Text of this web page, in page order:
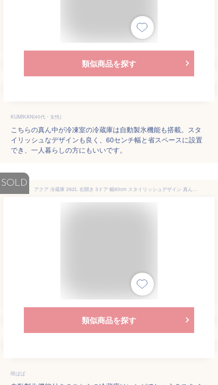
類似商品を探す
KUMIKAN(40代・女性)
こちらの真ん中が冷凍室の冷蔵庫は自動製氷機能も搭載。スタ
イリッシュなデザインも良く、60センチ幅と省スペースに設置
でき、一人暮らしの方にもいいです。
SOLD
アクア 冷蔵庫 262L 右開き 3ドア 幅60cm スタイリッシュデザイン 真ん中冷凍室 自動製氷 AQR-S26R シルバー系
類似商品を探す
咲ぱぱ